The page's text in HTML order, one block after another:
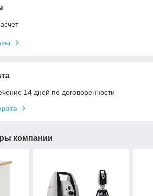
14 дней по договоренности
компании